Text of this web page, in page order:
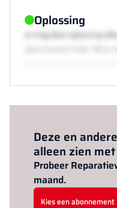
Oplossing
Je mag deze oplossing
Deze en
alleen zien
Probeer
maand.
Kies een abonnement